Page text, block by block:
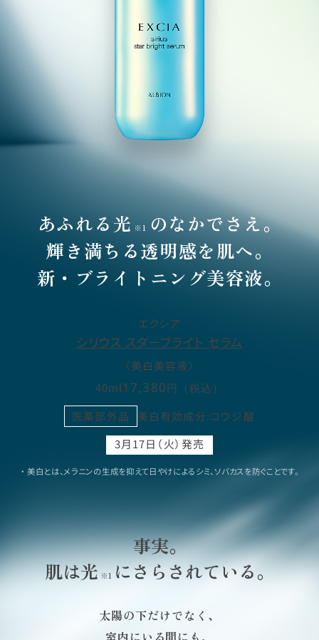
あふれる光 ※1 のなかでさえ。
輝き満ちる透明感を肌へ。
新・ブライトニング美容液。
エクシア
シリウス スターブライト セラム
〈美白美容液〉
40ml17,380円（税込）
医薬部外品
美白有効成分:コウジ酸
3月17日（火）発売
・ 美白とは、メラニンの生成を抑えて日やけによるシミ、ソバカスを防ぐことです。
事実。
肌は光 ※1 にさらされている。
太陽の下だけでなく、
室内にいる間にも、